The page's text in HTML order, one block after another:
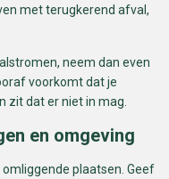
met terugkerend afval,
neem dan even
voorkomt dat je
zit dat er niet in mag.
en omgeving
plaatsen. Geef